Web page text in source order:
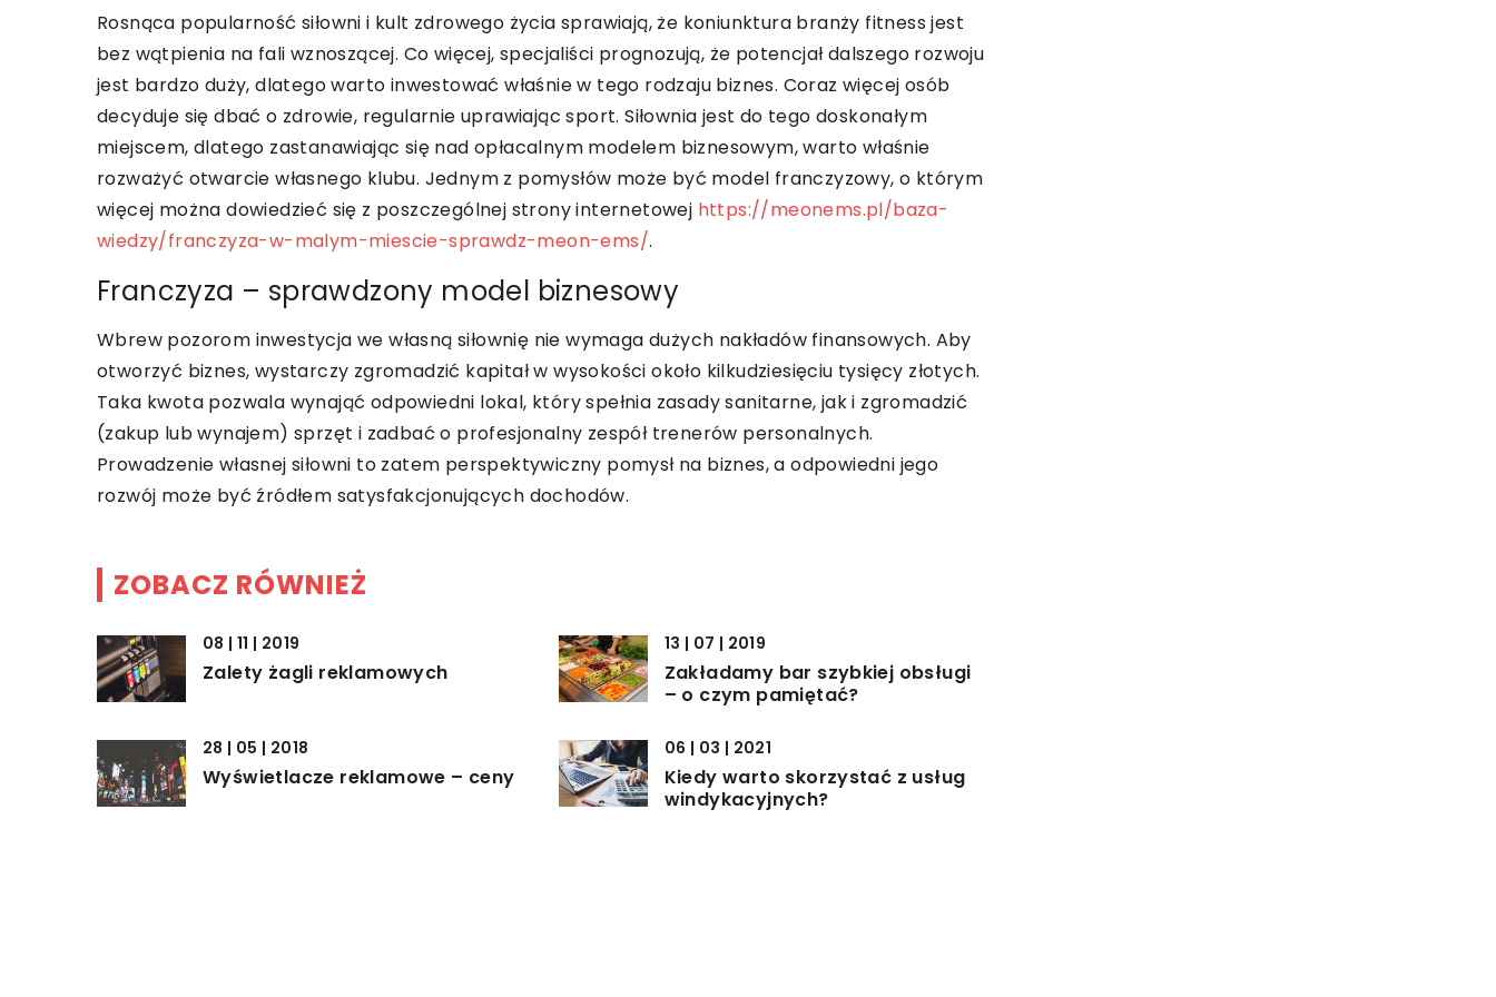
Rosnąca popularność siłowni i kult zdrowego życia sprawiają, że koniunktura branży fitness jest
bez wątpienia na fali wznoszącej. Co więcej, specjaliści prognozują, że potencjał dalszego rozwoju
jest bardzo duży, dlatego warto inwestować właśnie w tego rodzaju biznes. Coraz więcej osób
decyduje się dbać o zdrowie, regularnie uprawiając sport. Siłownia jest do tego doskonałym
miejscem, dlatego zastanawiając się nad opłacalnym modelem biznesowym, warto właśnie
rozważyć otwarcie własnego klubu. Jednym z pomysłów może być model franczyzowy, o którym
więcej można dowiedzieć się z poszczególnej strony internetowej https://meonems.pl/baza-
wiedzy/franczyza-w-malym-miescie-sprawdz-meon-ems/.
Franczyza – sprawdzony model biznesowy
Wbrew pozorom inwestycja we własną siłownię nie wymaga dużych nakładów finansowych. Aby
otworzyć biznes, wystarczy zgromadzić kapitał w wysokości około kilkudziesięciu tysięcy złotych.
Taka kwota pozwala wynająć odpowiedni lokal, który spełnia zasady sanitarne, jak i zgromadzić
(zakup lub wynajem) sprzęt i zadbać o profesjonalny zespół trenerów personalnych.
Prowadzenie własnej siłowni to zatem perspektywiczny pomysł na biznes, a odpowiedni jego
rozwój może być źródłem satysfakcjonujących dochodów.
ZOBACZ RÓWNIEŻ
08 | 11 | 2019
Zalety żagli reklamowych
13 | 07 | 2019
Zakładamy bar szybkiej obsługi
– o czym pamiętać?
28 | 05 | 2018
Wyświetlacze reklamowe – ceny
06 | 03 | 2021
Kiedy warto skorzystać z usług
windykacyjnych?